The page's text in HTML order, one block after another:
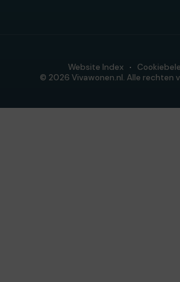
© 2026 Vivawonen.nl. Alle rechten
Website Index